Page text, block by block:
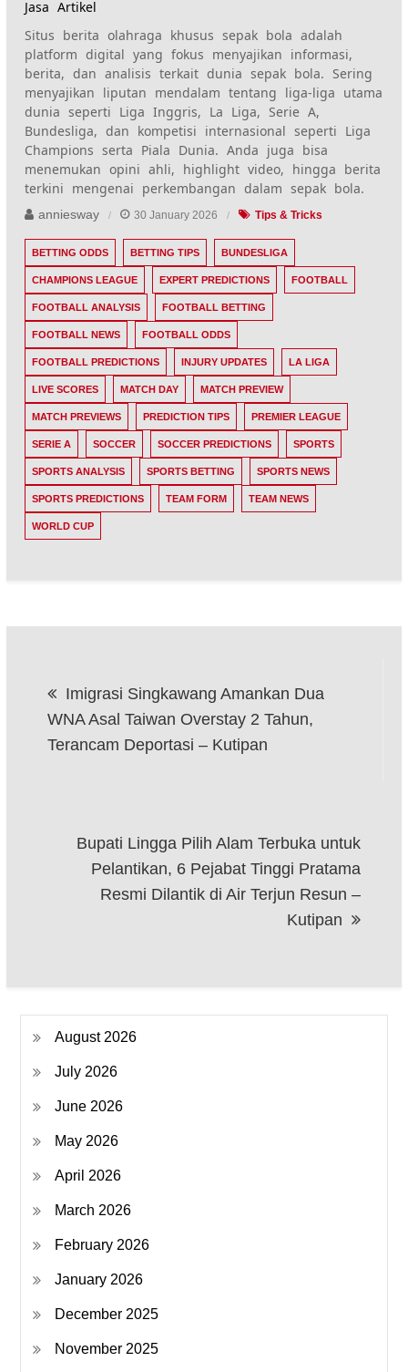
Jasa Artikel
Situs berita olahraga khusus sepak bola adalah
platform digital yang fokus menyajikan informasi,
berita, dan analisis terkait dunia sepak bola. Sering
menyajikan liputan mendalam tentang liga-liga utama
dunia seperti Liga Inggris, La Liga, Serie A,
Bundesliga, dan kompetisi internasional seperti Liga
Champions serta Piala Dunia. Anda juga bisa
menemukan opini ahli, highlight video, hingga berita
terkini mengenai perkembangan dalam sepak bola.
anniesway 30 January 2026 Tips & Tricks
BETTING ODDS BETTING TIPS BUNDESLIGA
CHAMPIONS LEAGUE EXPERT PREDICTIONS FOOTBALL
FOOTBALL ANALYSIS FOOTBALL BETTING
FOOTBALL NEWS FOOTBALL ODDS
FOOTBALL PREDICTIONS INJURY UPDATES LA LIGA
LIVE SCORES MATCH DAY MATCH PREVIEW
MATCH PREVIEWS PREDICTION TIPS PREMIER LEAGUE
SERIE A SOCCER SOCCER PREDICTIONS SPORTS
SPORTS ANALYSIS SPORTS BETTING SPORTS NEWS
SPORTS PREDICTIONS TEAM FORM TEAM NEWS
WORLD CUP
navigation
Imigrasi Singkawang Amankan Dua
WNA Asal Taiwan Overstay 2 Tahun,
Terancam Deportasi – Kutipan
Bupati Lingga Pilih Alam Terbuka untuk
Pelantikan, 6 Pejabat Tinggi Pratama
Resmi Dilantik di Air Terjun Resun –
Kutipan
August 2026
July 2026
June 2026
May 2026
April 2026
March 2026
February 2026
January 2026
December 2025
November 2025